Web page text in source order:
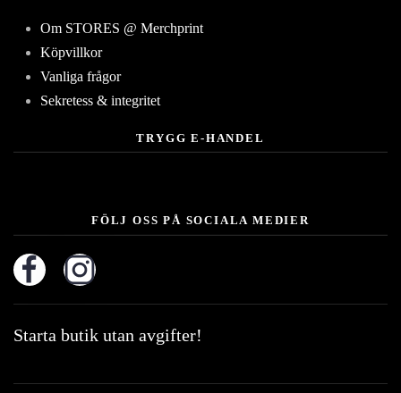
Om STORES @ Merchprint
Köpvillkor
Vanliga frågor
Sekretess & integritet
TRYGG E-HANDEL
FÖLJ OSS PÅ SOCIALA MEDIER
Starta butik utan avgifter!